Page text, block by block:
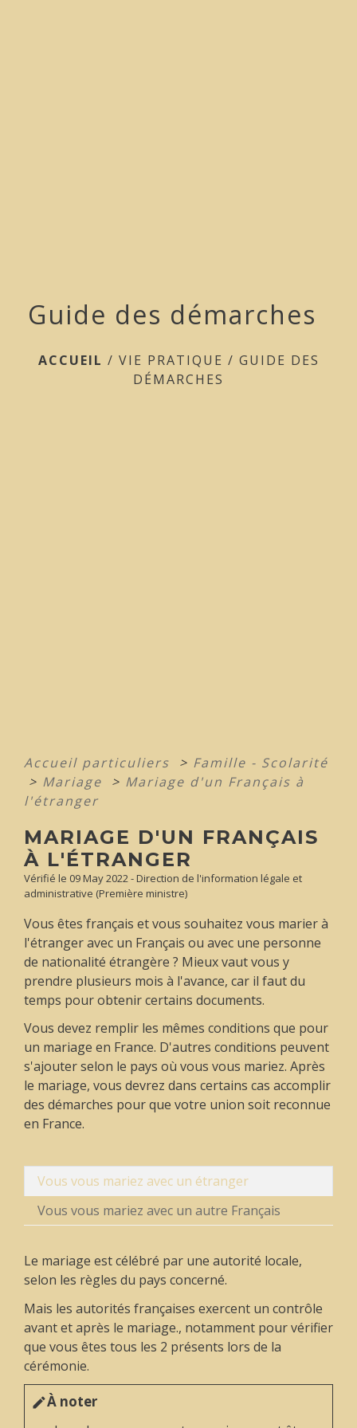
Guide des démarches
ACCUEIL / VIE PRATIQUE / GUIDE DES
DÉMARCHES
Accueil particuliers > Famille - Scolarité
> Mariage > Mariage d'un Français à
l'étranger
MARIAGE D'UN FRANÇAIS
À L'ÉTRANGER
Vérifié le 09 May 2022 - Direction de l'information légale et
administrative (Première ministre)
Vous êtes français et vous souhaitez vous marier à
l'étranger avec un Français ou avec une personne
de nationalité étrangère ? Mieux vaut vous y
prendre plusieurs mois à l'avance, car il faut du
temps pour obtenir certains documents.
Vous devez remplir les mêmes conditions que pour
un mariage en France. D'autres conditions peuvent
s'ajouter selon le pays où vous vous mariez. Après
le mariage, vous devrez dans certains cas accomplir
des démarches pour que votre union soit reconnue
en France.
Vous vous mariez avec un étranger
Vous vous mariez avec un autre Français
Le mariage est célébré par une autorité locale,
selon les règles du pays concerné.
Mais les autorités françaises exercent un contrôle
avant et après le mariage., notamment pour vérifier
que vous êtes tous les 2 présents lors de la
cérémonie.
editÀ noter